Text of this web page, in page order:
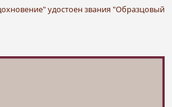
удостоен звания "Образцовый